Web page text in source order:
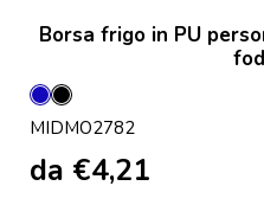
Borsa frigo in PU
BluNero
MIDMO2782
da €4,21